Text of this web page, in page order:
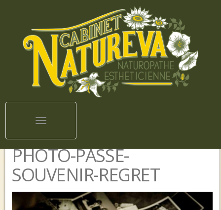
Toggle navigation
PHOTO-PASSE-
SOUVENIR-REGRET